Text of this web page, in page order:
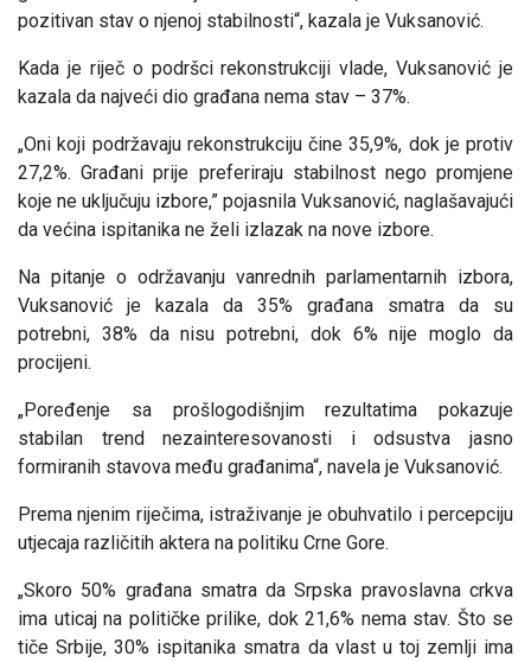
pozitivan stav o njenoj stabilnosti“, kazala je Vuksanović.
Kada je riječ o podršci rekonstrukciji vlade, Vuksanović je
kazala da najveći dio građana nema stav – 37%.
„Oni koji podržavaju rekonstrukciju čine 35,9%, dok je protiv
27,2%. Građani prije preferiraju stabilnost nego promjene
koje ne uključuju izbore,” pojasnila Vuksanović, naglašavajući
da većina ispitanika ne želi izlazak na nove izbore.
Na pitanje o održavanju vanrednih parlamentarnih izbora,
Vuksanović je kazala da 35% građana smatra da su
potrebni, 38% da nisu potrebni, dok 6% nije moglo da
procijeni.
„Poređenje sa prošlogodišnjim rezultatima pokazuje
stabilan trend nezainteresovanosti i odsustva jasno
formiranih stavova među građanima“, navela je Vuksanović.
Prema njenim riječima, istraživanje je obuhvatilo i percepciju
utjecaja različitih aktera na politiku Crne Gore.
„Skoro 50% građana smatra da Srpska pravoslavna crkva
ima uticaj na političke prilike, dok 21,6% nema stav. Što se
tiče Srbije, 30% ispitanika smatra da vlast u toj zemlji ima